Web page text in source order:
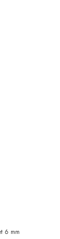
6 mm